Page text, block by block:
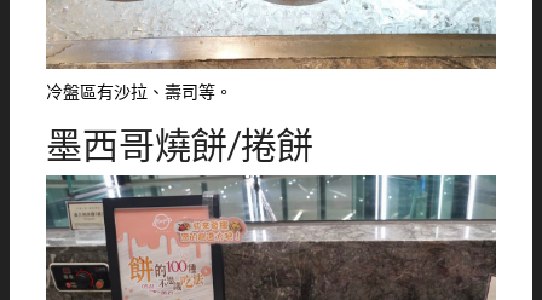
冷盤區有沙拉、壽司等。
墨西哥燒餅/捲餅